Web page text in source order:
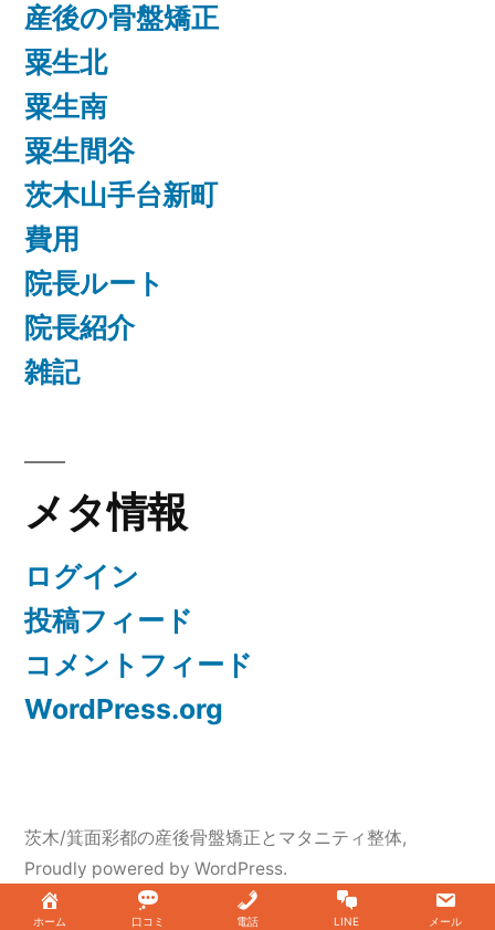
産後の骨盤矯正
粟生北
粟生南
粟生間谷
茨木山手台新町
費用
院長ルート
院長紹介
雑記
メタ情報
ログイン
投稿フィード
コメントフィード
WordPress.org
茨木/箕面彩都の産後骨盤矯正とマタニティ整体,
Proudly powered by WordPress.
ホーム 口コミ 電話 LINE メール